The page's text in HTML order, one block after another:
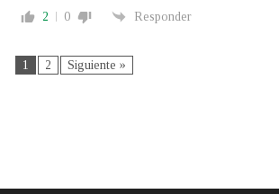
2 0 Responder
1 2 Siguiente »